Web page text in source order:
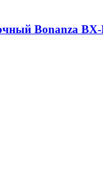
Bonanza